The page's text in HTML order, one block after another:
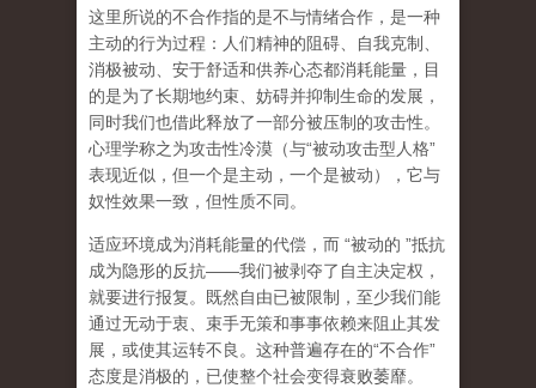
这里所说的不合作指的是不与情绪合作 ，是一种
主动的行为过程：人们精神的阻碍、自我克制、
消极被动、安于舒适和供养心态都消耗能量，目
的是为了长期地约束、妨碍并抑制生命的发展，
同时我们也借此释放了一部分被压制的攻击性。
心理学称之为攻击性冷漠 （与“被动攻击型人格”
表现近似，但一个是主动，一个是被动），它与
奴性效果一致，但性质不同。
适应环境成为消耗能量的代偿，而 “被动的 ”抵抗
成为隐形的反抗——我们被剥夺了自主决定权，
就要进行报复。既然自由已被限制，至少我们能
通过无动于衷、束手无策和事事依赖来阻止其发
展，或使其运转不良。这种普遍存在的“不合作”
态度是消极的，已使整个社会变得衰败萎靡。